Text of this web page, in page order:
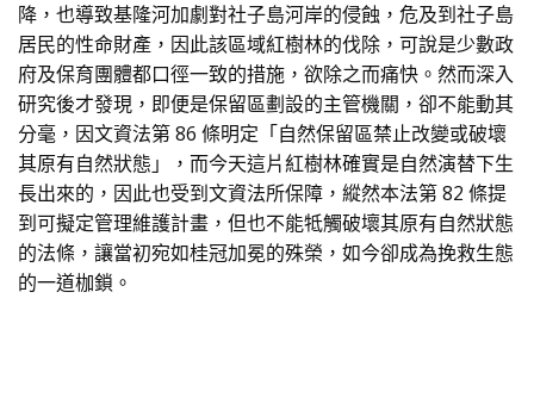
降，也導致基隆河加劇對社子島河岸的侵蝕，危及到社子島
居民的性命財產，因此該區域紅樹林的伐除，可說是少數政
府及保育團體都口徑一致的措施，欲除之而痛快。然而深入
研究後才發現，即便是保留區劃設的主管機關，卻不能動其
分毫，因文資法第 86 條明定「自然保留區禁止改變或破壞
其原有自然狀態」，而今天這片紅樹林確實是自然演替下生
長出來的，因此也受到文資法所保障，縱然本法第 82 條提
到可擬定管理維護計畫，但也不能牴觸破壞其原有自然狀態
的法條，讓當初宛如桂冠加冕的殊榮，如今卻成為挽救生態
的一道枷鎖。